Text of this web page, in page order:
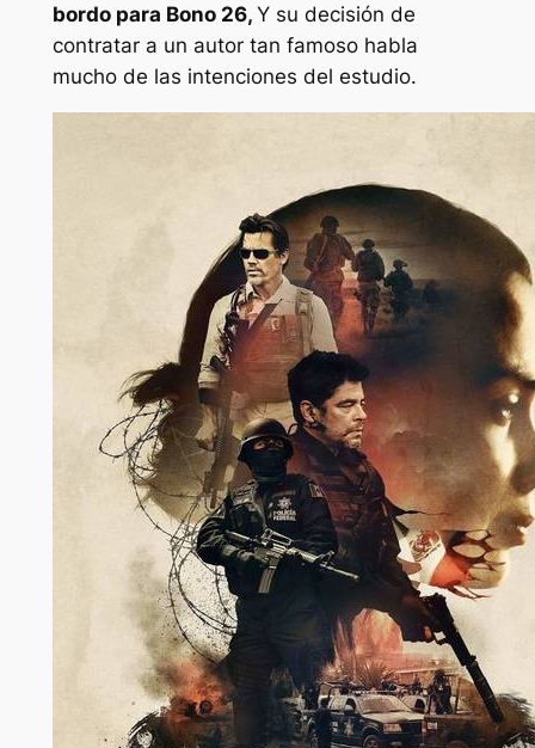
bordo para Bono 26, Y su decisión de
contratar a un autor tan famoso habla
mucho de las intenciones del estudio.